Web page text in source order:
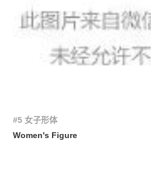
#5 女子形体
Women's Figure